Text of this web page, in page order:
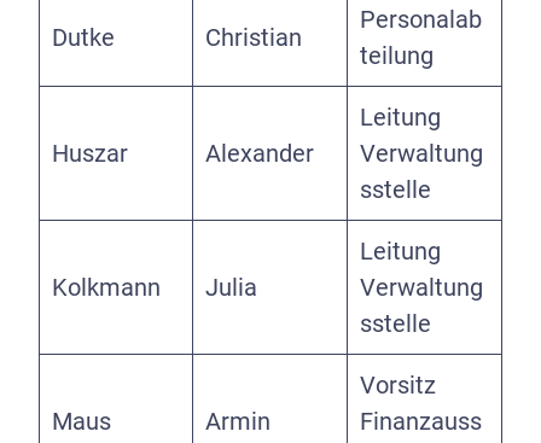
Dutke Christian
Personalab
teilung
Huszar Alexander
Leitung
Verwaltung
sstelle
Kolkmann Julia
Leitung
Verwaltung
sstelle
Maus Armin
Vorsitz
Finanzauss